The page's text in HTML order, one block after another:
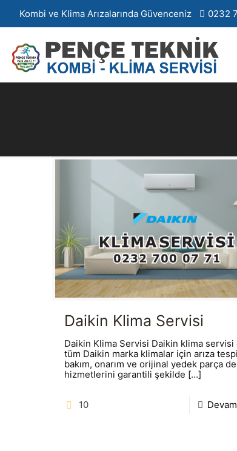
Kombi ve Klima Arızalarında Güvenceniz 0232
Daikin Klima Servisi
Daikin Klima Servisi Daikin klima servisi
tüm Daikin marka klimalar için arıza
bakım, onarım ve orijinal yedek parça
hizmetlerini garantili şekilde […]
10